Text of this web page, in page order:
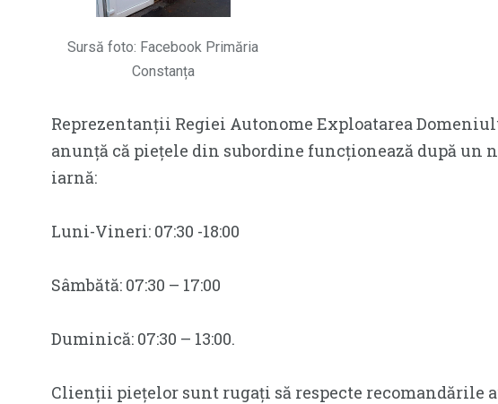
Sursă foto: Facebook Primăria
Constanța
Reprezentanții Regiei Autonome Exploatarea
anunță că piețele din subordine funcționează după un
iarnă:
Luni-Vineri: 07:30 -18:00
Sâmbătă: 07:30 – 17:00
Duminică: 07:30 – 13:00.
Clienții piețelor sunt rugați să respecte recomandările